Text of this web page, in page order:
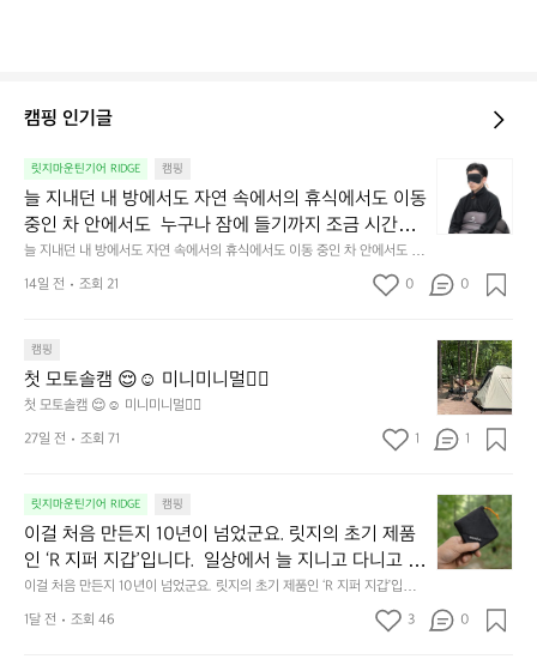
캠핑 인기글
릿지마운틴기어 RIDGE 캠핑
늘 지내던 내 방에서도 자연 속에서의 휴식에서도 이동
중인 차 안에서도  누구나 잠에 들기까지 조금 시간이
걸리는 순간이 있습니다.  그럴 때는 차분하게 눈을 가
려보세요. 마치 암막 커튼을 조용히 내리듯이.  Polarte
c® Wind Pro™의 온기가 눈가를 포근히 감싸줍니다.
줍니다.  이 슬립 웜을 쓰는 것만으로 그곳은 나만의 밤
이 됩니다.  안녕히 주무세요.
늘 지내던 내 방에서도 자연 속에서의 휴식에서도 이동 중인 차 안에서도  누
구나 잠에 들기까지 조금 시간이 걸리는 순간이 있습니다.  그럴 때는 차분하
게 눈을 가려보세요. 마치 암막 커튼을 조용히 내리듯이.  Polartec® Wind
밤이 됩니다.  안녕히 주무세요.
내
던
방
도
자
연
속
에
의
휴
식
에
도
이
14일 전 조회 21 0 0
캠핑
첫 모토솔캠 😌☺️ 미니미니멀👌🏼
첫 모토솔캠 😌☺️ 미니미니멀👌🏼
첫
모
토
솔
캠
☺️
미
니
미
멀
👌🏼
27일 전 조회 71 1 1
릿지마운틴기어 RIDGE 캠핑
이걸 처음 만든지 10년이 넘었군요. 릿지의 초기 제품
인 ‘R 지퍼 지갑’입니다.  일상에서 늘 지니고 다니고 싶
어지는 물건에는 크기, 무게, 형태, 색감 사이의 아주 미
묘한 밸런스가 존재합니다.  예를 들자면 일에 집중하
느라 책상 위 가장자리에 대충 걸쳐 놓아도 시야에 걸
이걸 처음 만든지 10년이 넘었군요. 릿지의 초기 제품인 ‘R 지퍼 지갑’입니
다.  일상에서 늘 지니고 다니고 싶어지는 물건에는 크기, 무게, 형태, 색감
사이의 아주 미묘한 밸런스가 존재합니다.  예를 들자면 일에 집중하느라 책
이
걸
처
음
든
1달 전 조회 46 3 0